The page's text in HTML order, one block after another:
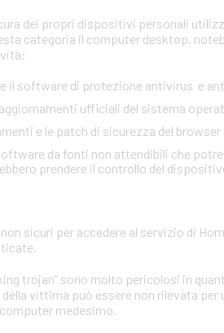
dei propri dispositivi personali
categoria il computer desktop,
il software di protezione antivirus e
ufficiali del sistema
e le patch di sicurezza del
da fonti non attendibili che
prendere il controllo del
sicuri per accedere al servizio di
trojan” sono molto pericolosi in
vittima può essere non rilevata
medesimo.